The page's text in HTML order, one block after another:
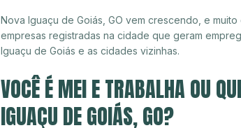
Nova Iguaçu de Goiás, GO vem crescendo, e
empresas registradas na cidade que geram
Iguaçu de Goiás e as cidades vizinhas.
VOCÊ É MEI E TRABALHA OU
IGUAÇU DE GOIÁS, GO?